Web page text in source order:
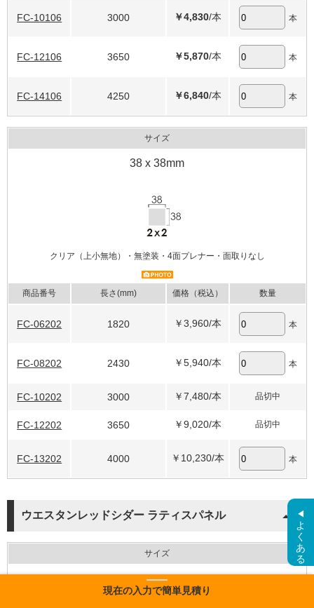
FC-10106 3000 ￥4,830/本 本
FC-12106 3650 ￥5,870/本 本
FC-14106 4250 ￥6,840/本 本
サイズ
38 x 38mm
クリア（上小無地）・無塗装・4面プレナー・面取りなし
商品番号 長さ(mm) 価格（税込） 数量
FC-06202 1820 ￥3,960/本 本
FC-08202 2430 ￥5,940/本 本
FC-10202 3000 ￥7,480/本 品切中
FC-12202 3650 ￥9,020/本 品切中
FC-13202 4000 ￥10,230/本 本
ウエスタンレッドシダー ラティスパネル
サイズ
取寄商品
現在の入力で簡単見積り
よくある質問